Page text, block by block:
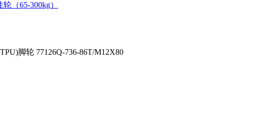
（65-300kg）
脚轮 77126Q-736-86T/M12X80